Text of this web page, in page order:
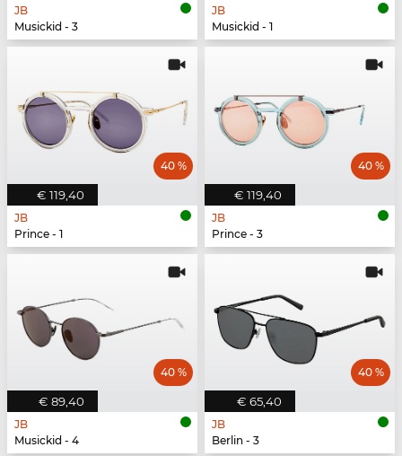
JB
Musickid - 3
JB
Musickid - 1
€ 119,40
40 %
JB
Prince - 1
€ 119,40
40 %
JB
Prince - 3
€ 89,40
40 %
JB
Musickid - 4
€ 65,40
40 %
JB
Berlin - 3